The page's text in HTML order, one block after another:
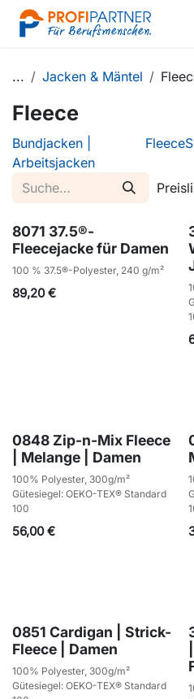
Zum Inhalt springen
... Jacken & Mäntel
Fleece
Bundjacken |
Arbeitsjacken
Fleece
8071 37.5®-
Fleecejacke für Damen
100 % 37.5®-Polyester, 240 g/m²
89,20€
0848 Zip-n-Mix Fleece
| Melange | Damen
100% Polyester, 300g/m²
Gütesiegel: OEKO-TEX® Standard
100
56,00€
0851 Cardigan | Strick-
Fleece | Damen
100% Polyester, 300g/m²
Gütesiegel: OEKO-TEX® Standard